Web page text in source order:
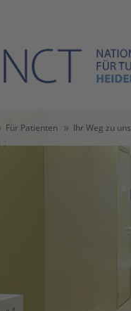
Für Patienten Ihr Weg zu uns